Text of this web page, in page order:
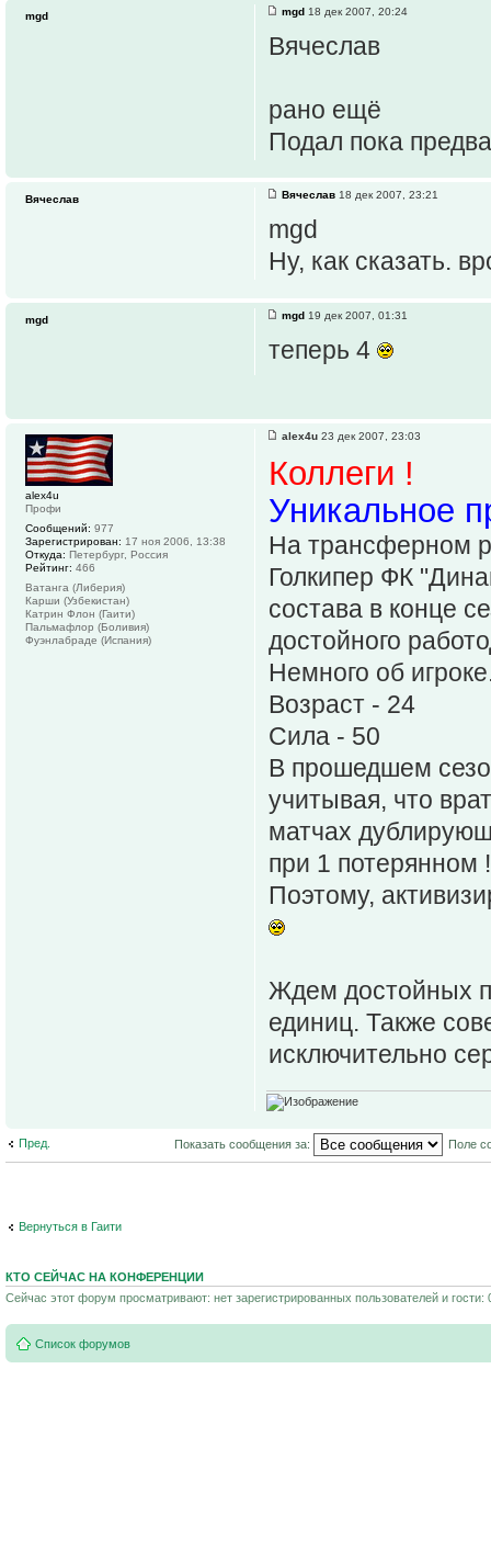
mgd 18 дек 2007, 20:24
Вячеслав
рано ещё
Подал пока
mgd
Вячеслав 18 дек 2007, 23:21
mgd
Ну, как сказать.
Вячеслав
mgd 19 дек 2007, 01:31
теперь 4
mgd
alex4u 23 дек 2007, 23:03
Коллеги !
Уникальное
На трансферном
Голкипер ФК
состава в конце
достойного
Немного об
Возраст - 24
Сила - 50
В прошедшем
учитывая, что
матчах
при 1 потерянном
Поэтому,
Ждем достойных
единиц. Также
исключительно
alex4u
Профи
Сообщений: 977
Зарегистрирован: 17 ноя 2006, 13:38
Откуда: Петербург, Россия
Рейтинг: 466
Ватанга (Либерия)
Карши (Узбекистан)
Катрин Флон (Гаити)
Пальмафлор (Боливия)
Фуэнлабраде (Испания)
Пред. Показать сообщения за: Поле
Вернуться в Гаити
КТО СЕЙЧАС НА КОНФЕРЕНЦИИ
Сейчас этот форум просматривают: нет зарегистрированных пользователей и гости:
Список форумов